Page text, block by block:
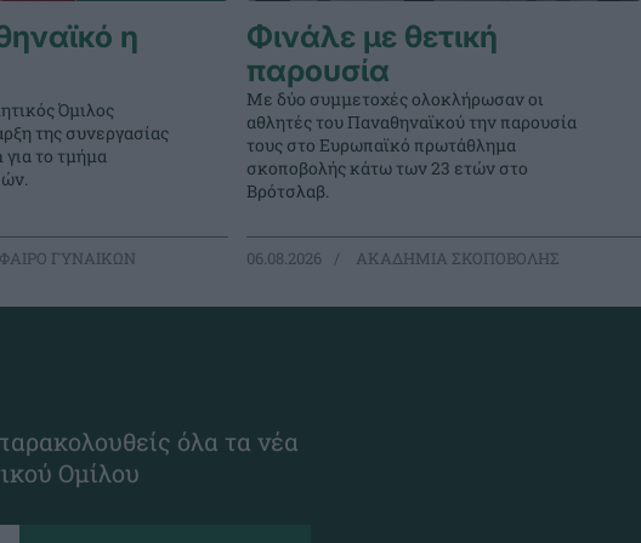
η
Όμιλος
της συνεργασίας
το τμήμα
ΓΥΝΑΙΚΩΝ
Φινάλε με θετική
παρουσία
Με δύο συμμετοχές ολοκλήρωσαν οι
αθλητές του Παναθηναϊκού την παρουσία
τους στο Ευρωπαϊκό πρωτάθλημα
σκοποβολής κάτω των 23 ετών στο
Βρότσλαβ.
06.08.2026 ΑΚΑΔΗΜΙΑ ΣΚΟΠΟΒΟΛΗΣ
όλα τα νέα
Ομίλου